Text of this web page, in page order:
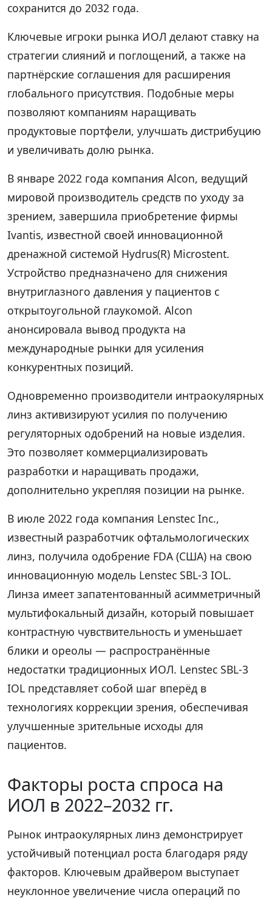
сохранится до 2032 года.
Ключевые игроки рынка ИОЛ делают ставку на
стратегии слияний и поглощений, а также на
партнёрские соглашения для расширения
глобального присутствия. Подобные меры
позволяют компаниям наращивать
продуктовые портфели, улучшать дистрибуцию
и увеличивать долю рынка.
В январе 2022 года компания Alcon, ведущий
мировой производитель средств по уходу за
зрением, завершила приобретение фирмы
Ivantis, известной своей инновационной
дренажной системой Hydrus(R) Microstent.
Устройство предназначено для снижения
внутриглазного давления у пациентов с
открытоугольной глаукомой. Alcon
анонсировала вывод продукта на
международные рынки для усиления
конкурентных позиций.
Одновременно производители интраокулярных
линз активизируют усилия по получению
регуляторных одобрений на новые изделия.
Это позволяет коммерциализировать
разработки и наращивать продажи,
дополнительно укрепляя позиции на рынке.
В июле 2022 года компания Lenstec Inc.,
известный разработчик офтальмологических
линз, получила одобрение FDA (США) на свою
инновационную модель Lenstec SBL-3 IOL.
Линза имеет запатентованный асимметричный
мультифокальный дизайн, который повышает
контрастную чувствительность и уменьшает
блики и ореолы — распространённые
недостатки традиционных ИОЛ. Lenstec SBL-3
IOL представляет собой шаг вперёд в
технологиях коррекции зрения, обеспечивая
улучшенные зрительные исходы для
пациентов.
Факторы роста спроса на
ИОЛ в 2022–2032 гг.
Рынок интраокулярных линз демонстрирует
устойчивый потенциал роста благодаря ряду
факторов. Ключевым драйвером выступает
неуклонное увеличение числа операций по